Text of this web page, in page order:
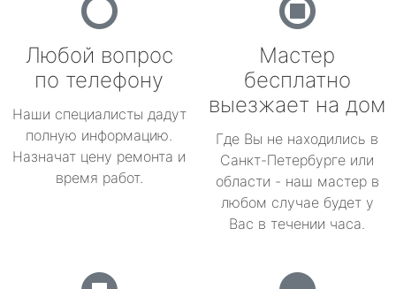
Любой вопрос
по телефону
Наши специалисты дадут
полную информацию.
Назначат цену ремонта и
время работ.
Мастер
бесплатно
выезжает на дом
Где Вы не находились в
Санкт-Петербурге или
области - наш мастер в
любом случае будет у
Вас в течении часа.